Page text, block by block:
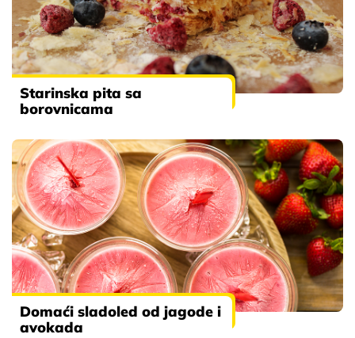
Starinska pita sa
borovnicama
Domaći sladoled od jagode i
avokada